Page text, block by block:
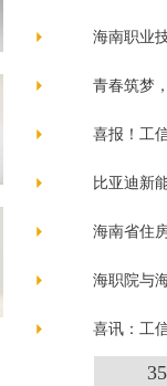
海南职业
青春筑梦
喜报！工
比亚迪新
海南省住
海职院与
喜讯：工